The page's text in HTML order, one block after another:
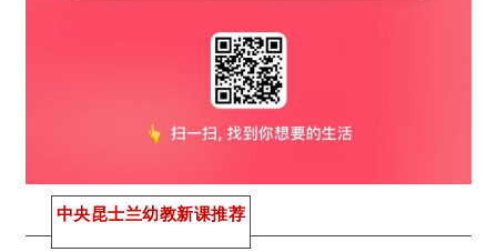
中央昆士兰幼教新课推荐